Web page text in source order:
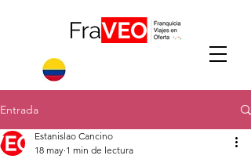
Entrada
Estanislao Cancino
18 may 1 min de lectura